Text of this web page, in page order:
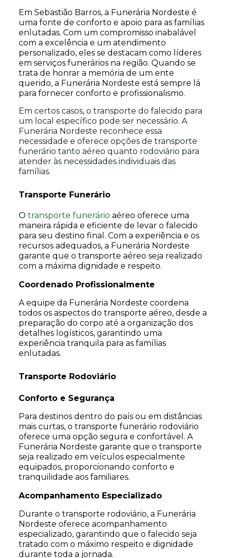
Em Sebastião Barros, a Funerária Nordeste é
uma fonte de conforto e apoio para as famílias
enlutadas. Com um compromisso inabalável
com a excelência e um atendimento
personalizado, eles se destacam como líderes
em serviços funerários na região. Quando se
trata de honrar a memória de um ente
querido, a Funerária Nordeste está sempre lá
para fornecer conforto e profissionalismo.
Em certos casos, o transporte do falecido para
um local específico pode ser necessário. A
Funerária Nordeste reconhece essa
necessidade e oferece opções de transporte
funerário tanto aéreo quanto rodoviário para
atender às necessidades individuais das
famílias.
Transporte Funerário
O transporte funerário aéreo oferece uma
maneira rápida e eficiente de levar o falecido
para seu destino final. Com a experiência e os
recursos adequados, a Funerária Nordeste
garante que o transporte aéreo seja realizado
com a máxima dignidade e respeito.
Coordenado Profissionalmente
A equipe da Funerária Nordeste coordena
todos os aspectos do transporte aéreo, desde a
preparação do corpo até a organização dos
detalhes logísticos, garantindo uma
experiência tranquila para as famílias
enlutadas.
Transporte Rodoviário
Conforto e Segurança
Para destinos dentro do país ou em distâncias
mais curtas, o transporte funerário rodoviário
oferece uma opção segura e confortável. A
Funerária Nordeste garante que o transporte
seja realizado em veículos especialmente
equipados, proporcionando conforto e
tranquilidade aos familiares.
Acompanhamento Especializado
Durante o transporte rodoviário, a Funerária
Nordeste oferece acompanhamento
especializado, garantindo que o falecido seja
tratado com o máximo respeito e dignidade
durante toda a jornada.